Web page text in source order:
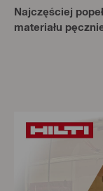
Najczęściej
materiału